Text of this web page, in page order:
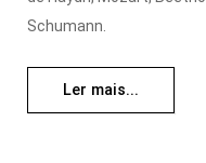
Schumann.
Ler mais...